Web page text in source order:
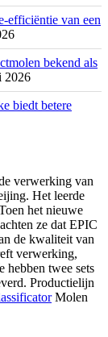
efficiëntie van een
bekend als
2026
biedt betere
verwerking van
Het leerde
het nieuwe
ze dat EPIC
de kwaliteit van
verwerking,
hebben twee sets
Productielijn
Molen